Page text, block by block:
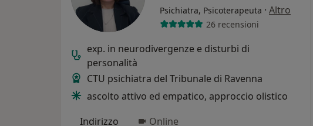
Psichiatra, Psicoterapeuta · Altro
26 recensioni
exp. in neurodivergenze e disturbi di
personalità
CTU psichiatra del Tribunale di Ravenna
ascolto attivo ed empatico, approccio olistico
Indirizzo
Online